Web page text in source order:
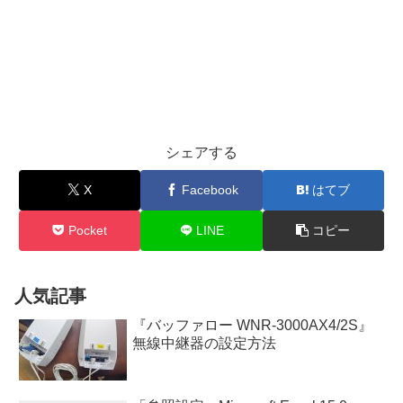
シェアする
X Facebook はてブ
Pocket LINE コピー
人気記事
『バッファロー WNR-3000AX4/2S』
無線中継器の設定方法